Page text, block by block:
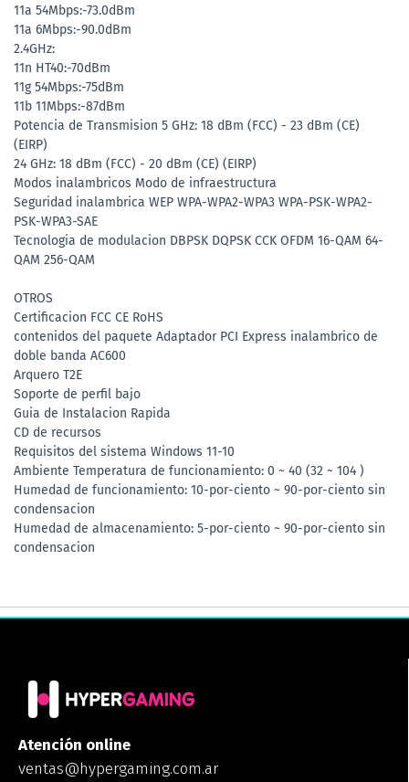
11a 54Mbps:-73.0dBm
11a 6Mbps:-90.0dBm
2.4GHz:
11n HT40:-70dBm
11g 54Mbps:-75dBm
11b 11Mbps:-87dBm
Potencia de Transmision 5 GHz: 18 dBm (FCC) - 23 dBm (CE)
(EIRP)
24 GHz: 18 dBm (FCC) - 20 dBm (CE) (EIRP)
Modos inalambricos Modo de infraestructura
Seguridad inalambrica WEP WPA-WPA2-WPA3 WPA-PSK-WPA2-
PSK-WPA3-SAE
Tecnologia de modulacion DBPSK DQPSK CCK OFDM 16-QAM 64-
QAM 256-QAM
OTROS
Certificacion FCC CE RoHS
contenidos del paquete Adaptador PCI Express inalambrico de
doble banda AC600
Arquero T2E
Soporte de perfil bajo
Guia de Instalacion Rapida
CD de recursos
Requisitos del sistema Windows 11-10
Ambiente Temperatura de funcionamiento: 0 ~ 40 (32 ~ 104 )
Humedad de funcionamiento: 10-por-ciento ~ 90-por-ciento sin
condensacion
Humedad de almacenamiento: 5-por-ciento ~ 90-por-ciento sin
condensacion
Atención online
ventas@hypergaming.com.ar